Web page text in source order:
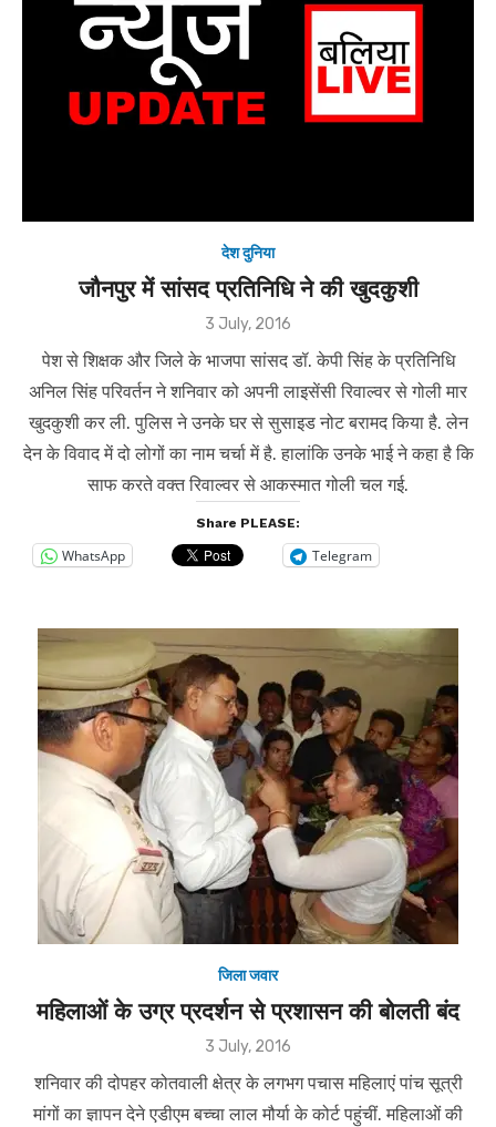
देश दुनिया
जौनपुर में सांसद प्रतिनिधि ने की खुदकुशी
Posted
3 July, 2016
पेश से शिक्षक और जिले के भाजपा सांसद डॉ. केपी सिंह के प्रतिनिधि
अनिल सिंह परिवर्तन ने शनिवार को अपनी लाइसेंसी रिवाल्वर से गोली मार
खुदकुशी कर ली. पुलिस ने उनके घर से सुसाइड नोट बरामद किया है. लेन
देन के विवाद में दो लोगों का नाम चर्चा में है. हालांकि उनके भाई ने कहा है कि
साफ करते वक्त रिवाल्वर से आकस्मात गोली चल गई.
Share PLEASE:
WhatsApp Telegram
जिला जवार
महिलाओं के उग्र प्रदर्शन से प्रशासन की बोलती बंद
Posted
3 July, 2016
शनिवार की दोपहर कोतवाली क्षेत्र के लगभग पचास महिलाएं पांच सूत्री
मांगों का ज्ञापन देने एडीएम बच्चा लाल मौर्या के कोर्ट पहुंचीं. महिलाओं की